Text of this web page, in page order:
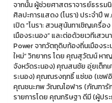
จากนั้น ผู้ช่วยศาสตราจารย์ธรร
ศิลปะการแสดง (โนรา) ประจำปี
เปิด “โนรา: สวนสุนันทาเชิญเครื่อ
เมืองระนอง” และต่อด้วยเวทีเสว
Power จากวัตถุดิบท้องถิ่นเมืองร
ใหม่” วิทยากร โดย คุณสุวัฒน์ หา
จังหวัดระนอง) คุณสนชัย อุ่ยเต็ก
ระนอง) คุณณรงฤทธิ์ แซ่ขอ (เชฟ
คุณชนะภพ วัณณโอฬาร (ภัณฑารัก
รายการโดย คุณกริษฐา ดีมี (ผู้ปร